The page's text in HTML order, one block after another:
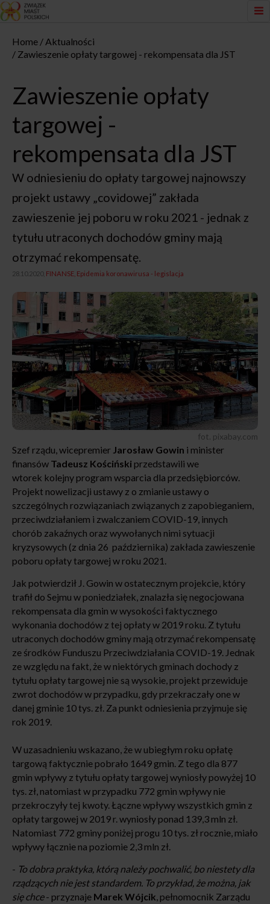
Home
Aktualności
Zawieszenie opłaty targowej - rekompensata dla JST
Zawieszenie opłaty
targowej -
rekompensata dla JST
W odniesieniu do opłaty targowej najnowszy
projekt ustawy „covidowej” zakłada
zawieszenie jej poboru w roku 2021 - jednak z
tytułu utraconych dochodów gminy mają
otrzymać rekompensatę.
28.10.2020, FINANSE Epidemia koronawirusa - legislacja
fot. pixabay.com
Szef rządu, wicepremier Jarosław Gowin i minister
finansów Tadeusz Kościński przedstawili we
wtorek kolejny program wsparcia dla przedsiębiorców.
Projekt nowelizacji ustawy z o zmianie ustawy o
szczególnych rozwiązaniach związanych z zapobieganiem,
przeciwdziałaniem i zwalczaniem COVID-19, innych
chorób zakaźnych oraz wywołanych nimi sytuacji
kryzysowych (z dnia 26 października) zakłada zawieszenie
poboru opłaty targowej w roku 2021.
Jak potwierdził J. Gowin w ostatecznym projekcie, który
trafił do Sejmu w poniedziałek, znalazła się negocjowana
rekompensata dla gmin w wysokości faktycznego
wykonania dochodów z tej opłaty w 2019 roku. Z tytułu
utraconych dochodów gminy mają otrzymać rekompensatę
ze środków Funduszu Przeciwdziałania COVID-19. Jednak
ze względu na fakt, że w niektórych gminach dochody z
tytułu opłaty targowej nie są wysokie, projekt przewiduje
zwrot dochodów w przypadku, gdy przekraczały one w
danej gminie 10 tys. zł. Za punkt odniesienia przyjmuje się
rok 2019.
W uzasadnieniu wskazano, że w ubiegłym roku opłatę
targową faktycznie pobrało 1649 gmin. Z tego dla 877
gmin wpływy z tytułu opłaty targowej wyniosły powyżej 10
tys. zł, natomiast w przypadku 772 gmin wpływy nie
przekroczyły tej kwoty. Łączne wpływy wszystkich gmin z
opłaty targowej w 2019 r. wyniosły ponad 139,3 mln zł.
Natomiast 772 gminy poniżej progu 10 tys. zł rocznie, miało
wpływy łącznie na poziomie 2,3 mln zł.
- To dobra praktyka, którą należy pochwalić, bo niestety dla
rządzących nie jest standardem. To przykład, że można, jak
się chce- przyznaje Marek Wójcik, pełnomocnik Zarządu